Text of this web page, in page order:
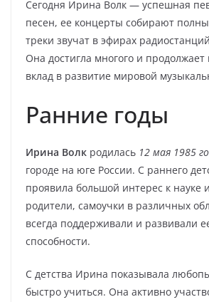
Сегодня Ирина Волк — успешная
песен, ее концерты собирают
треки звучат в эфирах
Она достигла многого и продолжает
вклад в развитие мировой
Ранние годы
Ирина Волк родилась 12 мая 1985
городе на юге России. С раннего
проявила большой интерес к науке
родители, самоучки в различных
всегда поддерживали и развивали
способности.
С детства Ирина показывала
быстро учиться. Она активно